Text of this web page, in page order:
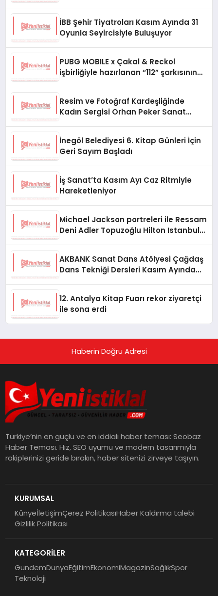
İBB Şehir Tiyatroları Kasım Ayında 31
Oyunla Seyircisiyle Buluşuyor
PUBG MOBILE x Çakal & Reckol
işbirliğiyle hazırlanan “112” şarkısının
Resim ve Fotoğraf Kardeşliğinde
Kadın Sergisi Orhan Peker Sanat
İnegöl Belediyesi 6. Kitap Günleri İçin
Geri Sayım Başladı
İş Sanat’ta Kasım Ayı Caz Ritmiyle
Hareketleniyor
Michael Jackson portreleri ile Ressam
Deni Adler Topuzoğlu Hilton Istanbul
AKBANK Sanat Dans Atölyesi Çağdaş
Dans Tekniği Dersleri Kasım Ayında
12. Antalya Kitap Fuarı rekor ziyaretçi
ile sona erdi
Haberin Doğru Adresi
Türkiye’nin en güçlü ve en iddialı haber teması: Seobaz
Haber Teması. Hız, SEO uyumu ve modern tasarımıyla
rakiplerinizi geride bırakın, haber sitenizi zirveye taşıyın.
KURUMSAL
KünyeİletişimÇerez PolitikasıHaber Kaldırma talebi
Gizlilik Politikası
KATEGORİLER
GündemDünyaEğitimEkonomiMagazinSağlıkSpor
Teknoloji